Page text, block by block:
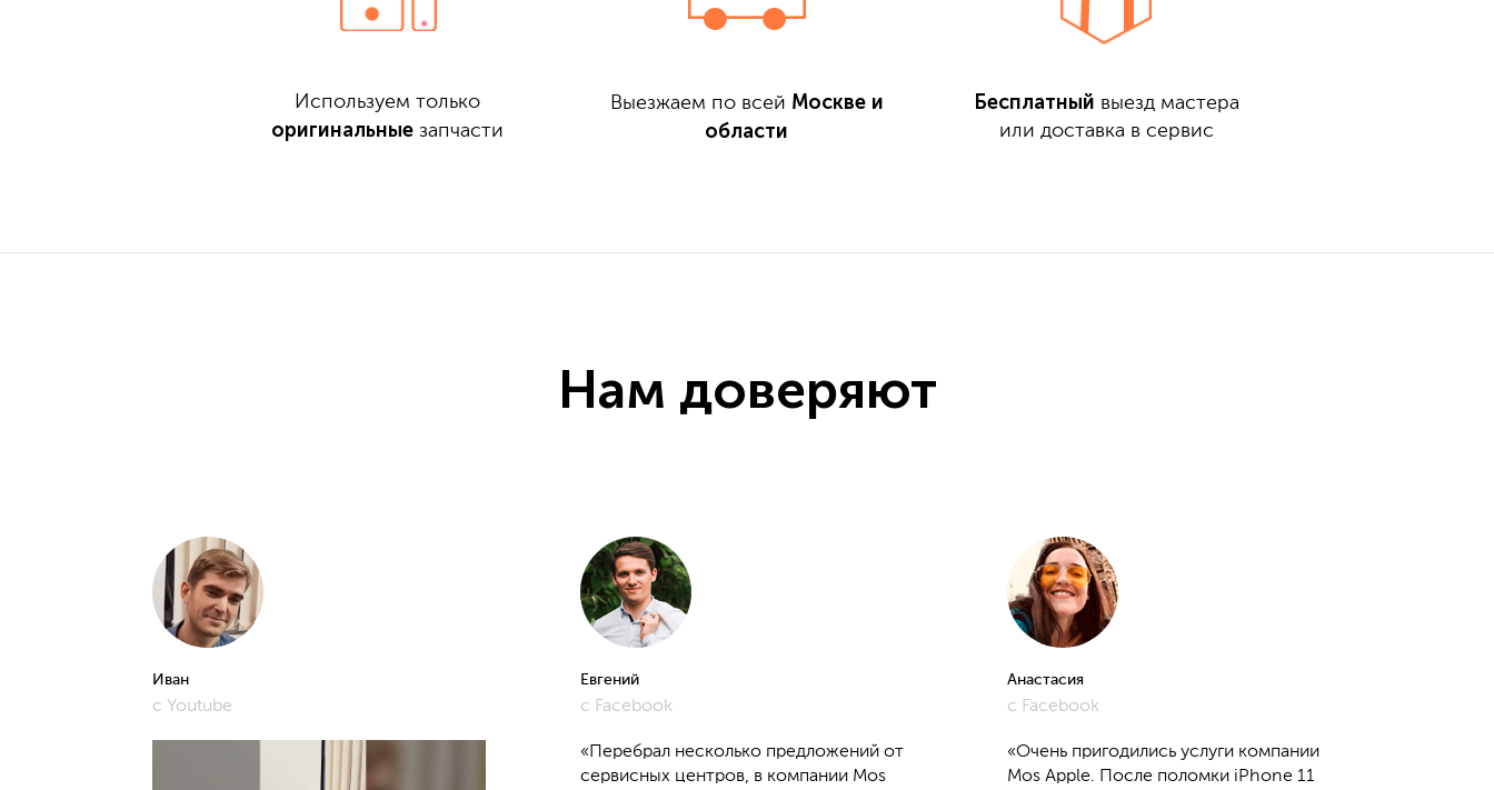
Используем только
оригинальные запчасти
Выезжаем по всей Москве и
области
Бесплатный выезд мастера
или доставка в сервис
Нам доверяют
Иван
с Youtube
Евгений
с Facebook
«Перебрал несколько предложений от
сервисных центров, в компании Mos
Анастасия
с Facebook
«Очень пригодились услуги компании
Mos Apple. После поломки iPhone 11